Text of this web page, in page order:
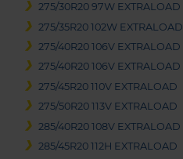
275/30R20 97W EXTRALOAD
275/35R20 102W EXTRALOAD
275/40R20 106V EXTRALOAD
275/40R20 106V EXTRALOAD
275/45R20 110V EXTRALOAD
275/50R20 113V EXTRALOAD
285/40R20 108V EXTRALOAD
285/45R20 112H EXTRALOAD